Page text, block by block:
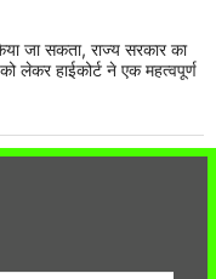
जा सकता, राज्य सरकार का
लेकर हाईकोर्ट ने एक महत्वपूर्ण